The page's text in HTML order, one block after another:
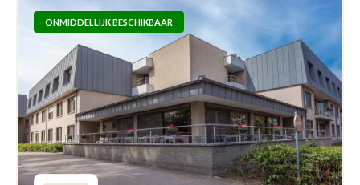
ONMIDDELLIJK BESCHIKBAAR